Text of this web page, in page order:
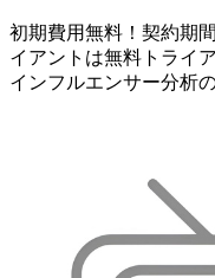
初期費用無料！契約期
イアントは無料トライ
インフルエンサー分析